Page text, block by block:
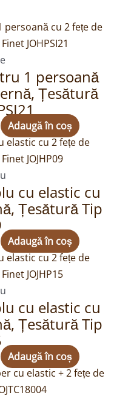
1 persoană
Țesătură
Adaugă în coș
cu elastic cu
Țesătură Tip
Adaugă în coș
cu elastic cu
Țesătură Tip
Adaugă în coș